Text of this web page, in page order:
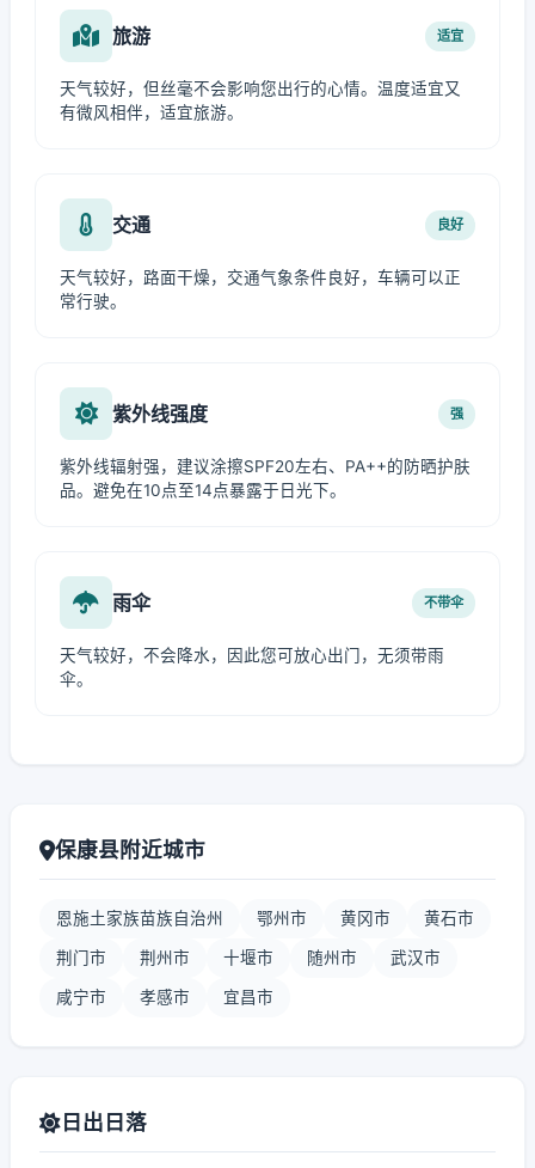
旅游 适宜
天气较好，但丝毫不会影响您出行的心情。温度适宜又
有微风相伴，适宜旅游。
交通 良好
天气较好，路面干燥，交通气象条件良好，车辆可以正
常行驶。
紫外线强度 强
紫外线辐射强，建议涂擦SPF20左右、PA++的防晒护肤
品。避免在10点至14点暴露于日光下。
雨伞 不带伞
天气较好，不会降水，因此您可放心出门，无须带雨
伞。
保康县附近城市
恩施土家族苗族自治州 鄂州市 黄冈市 黄石市
荆门市 荆州市 十堰市 随州市 武汉市
咸宁市 孝感市 宜昌市
日出日落